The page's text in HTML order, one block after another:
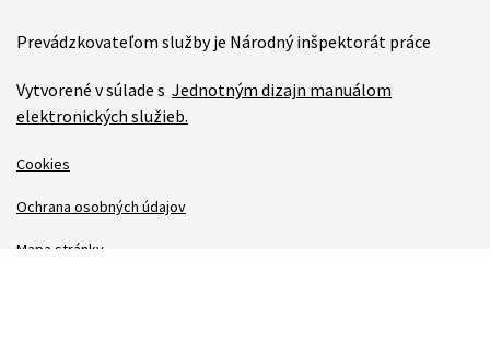
Prevádzkovateľom služby je Národný inšpektorát práce
Vytvorené v súlade s Jednotným dizajn manuálom
elektronických služieb.
Cookies
Ochrana osobných údajov
Mapa stránky